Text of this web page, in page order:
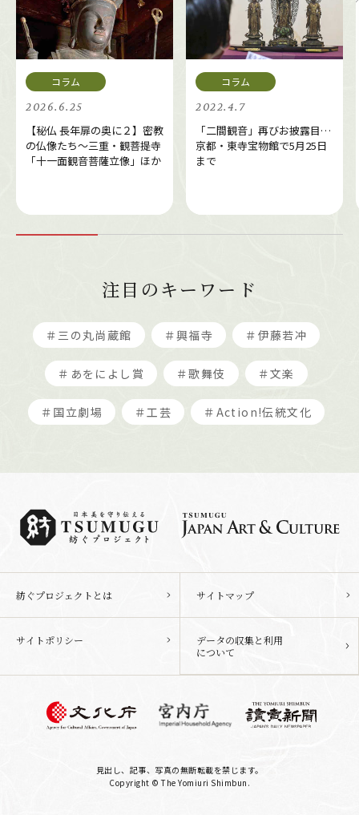
2026.6.25
【秘仏 長年扉の奥に２】密教
の仏像たち～三重・観菩提寺
「十一面観音菩薩立像」ほか
2022.4.7
「二間観音」再びお披露目…
京都・東寺宝物館で5月25日
まで
注目のキーワード
＃三の丸尚蔵館 ＃興福寺 ＃伊藤若冲
＃あをによし賞 ＃歌舞伎 ＃文楽
＃国立劇場 ＃工芸 ＃Action!伝統文化
紡ぐプロジェクトとは サイトマップ
サイトポリシー
データの収集と利用
について
見出し、記事、写真の無断転載を禁じます。
Copyright © The Yomiuri Shimbun.